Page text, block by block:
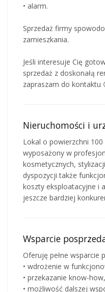
• alarm.
Sprzedaż firmy
zamieszkania.
Jeśli interesuje Cię
sprzedaż z doskonałą
zapraszam do kontaktu
Nieruchomości i
Lokal o powierzchni
wyposażony w
kosmetycznych,
dyspozycji także
koszty eksploatacyjne i
jeszcze bardziej
Wsparcie
Oferuję pełne wsparcie
• wdrożenie w
• przekazanie know-how,
• możliwość dalszej